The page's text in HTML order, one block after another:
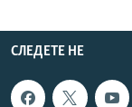
СЛЕДЕТЕ НЕ